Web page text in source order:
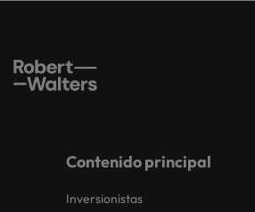
Contenido principal
Inversionistas